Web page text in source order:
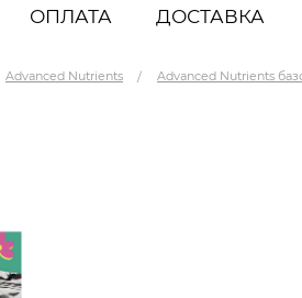
ОПЛАТА ДОСТАВКА
Advanced Nutrients Advanced Nutrients